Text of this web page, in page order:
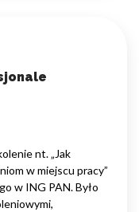
nt. „Jak
w miejscu pracy”
w ING PAN. Było